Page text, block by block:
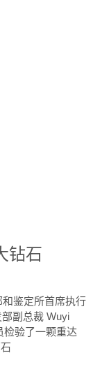
钻石
鉴定所首席执行
副总裁 Wuyi
检验了一颗重达